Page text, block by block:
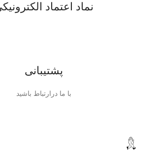
نماد اعتماد
پشتیبانی
با ما درارتباط باشید